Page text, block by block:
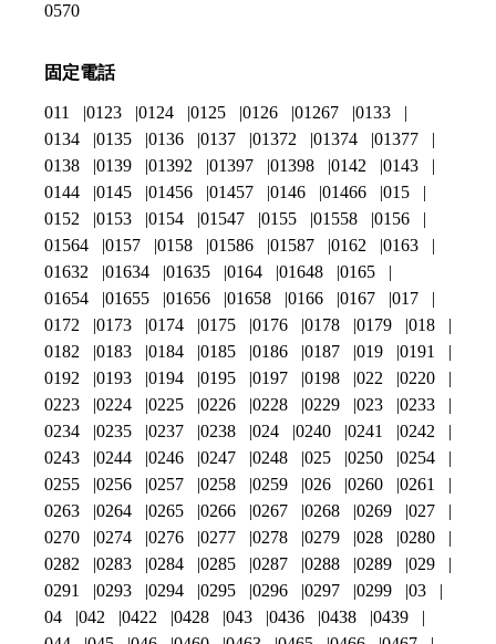
0570
固定電話
011 0123 0124 0125 0126 01267
0133
0134
0135 0136 0137 01372 01374
01377
0138
0139 01392 01397 01398 0142
0143
0144
0145 01456 01457 0146 01466
015
0152
0153 0154 01547 0155 01558
0156
01564
0157 0158 01586 01587 0162
0163
01632
01634 01635 0164 01648
0165
01654
01655 01656 01658 0166 0167
017
0172
0173 0174 0175 0176 0178 0179
018
0182
0183 0184 0185 0186 0187 019
0191
0192
0193 0194 0195 0197 0198 022
0220
0223
0224 0225 0226 0228 0229 023
0233
0234
0235 0237 0238 024 0240 0241
0242
0243
0244 0246 0247 0248 025 0250
0254
0255
0256 0257 0258 0259 026 0260
0261
0263
0264 0265 0266 0267 0268 0269
027
0270
0274 0276 0277 0278 0279 028
0280
0282
0283 0284 0285 0287 0288 0289
029
0291
0293 0294 0295 0296 0297 0299
03
04
042 0422 0428 043 0436 0438
0439